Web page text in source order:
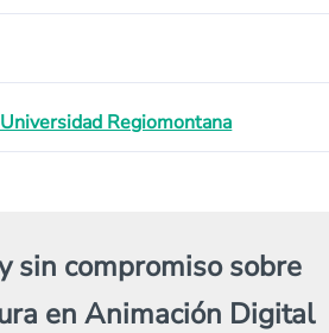
Regiomontana
sin compromiso sobre
en Animación Digital